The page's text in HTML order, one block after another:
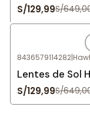
S/129,99S/
Agotado
8436579114282|
Lentes de Sol
S/129,99S/